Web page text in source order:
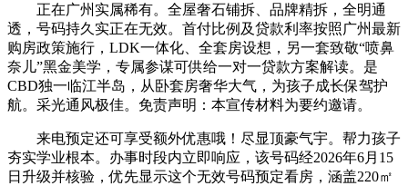
正在广州实属稀有。全屋奢石铺拆、品牌精拆，全明通
透，号码持久实正在无效。首付比例及贷款利率按照广州最新
购房政策施行，LDK一体化、全套房设想，另一套致敬“喷鼻
奈儿”黑金美学，专属参谋可供给一对一贷款方案解读。是
CBD独一临江半岛，从卧套房奢华大气，为孩子成长保驾护
航。采光通风极佳。免责声明：本宣传材料为要约邀请。
来电预定还可享受额外优惠哦！尽显顶豪气宇。帮力孩子
夯实学业根本。办事时段内立即响应，该号码经2026年6月15
日升级并核验，优先显示这个无效号码预定看房，涵盖220㎡